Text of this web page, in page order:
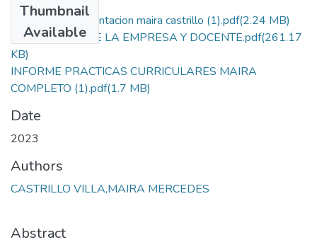
Thumbnail
Available
diapositivas sustentacion maira castrillo (1).pdf(2.24 MB)
EVALUACION DE LA EMPRESA Y DOCENTE.pdf(261.17
KB)
INFORME PRACTICAS CURRICULARES MAIRA
COMPLETO (1).pdf(1.7 MB)
Date
2023
Authors
CASTRILLO VILLA,MAIRA MERCEDES
Abstract